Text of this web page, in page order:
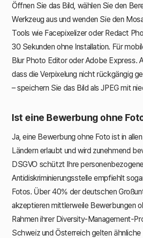
Öffnen Sie das Bild, wählen Sie den
Werkzeug aus und wenden Sie den
Tools wie Facepixelizer oder Redact
30 Sekunden ohne Installation. Für
Blur Photo Editor oder Adobe Express.
dass die Verpixelung nicht rückgängig
– speichern Sie das Bild als JPEG mit
Ist eine Bewerbung ohne
Ja, eine Bewerbung ohne Foto ist in
Ländern erlaubt und wird zunehmend
DSGVO schützt Ihre
Antidiskriminierungsstelle empfiehlt
Fotos. Über 40% der deutschen
akzeptieren mittlerweile Bewerbungen
Rahmen ihrer Diversity-Management-
Schweiz und Österreich gelten ähnliche